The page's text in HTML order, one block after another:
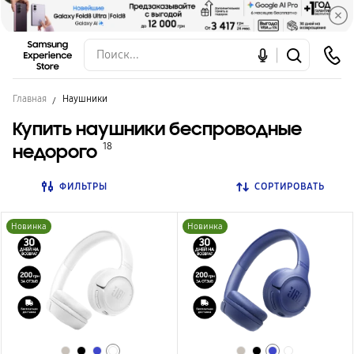
Главная Наушники
Купить наушники беспроводные
недорого 18
ФИЛЬТРЫ СОРТИРОВАТЬ
Новинка Новинка